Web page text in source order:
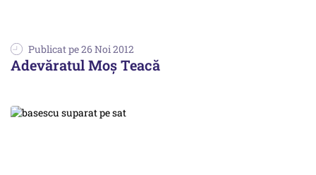
Publicat pe 26 Noi 2012
Adevăratul Moș Teacă